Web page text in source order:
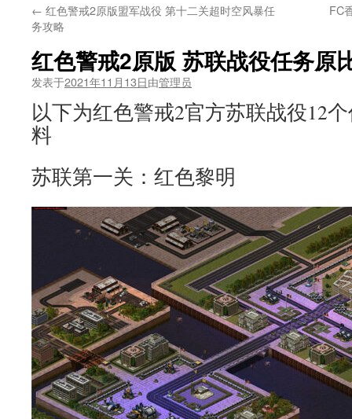
← 红色警戒2原版盟军战役 第十二关超时空风暴任
务攻略
FC
红色警戒2原版 苏联战役任务原
发表于2021年11月13日由管理员
以下为红色警戒2官方苏联战役12
料
苏联第一关：红色黎明